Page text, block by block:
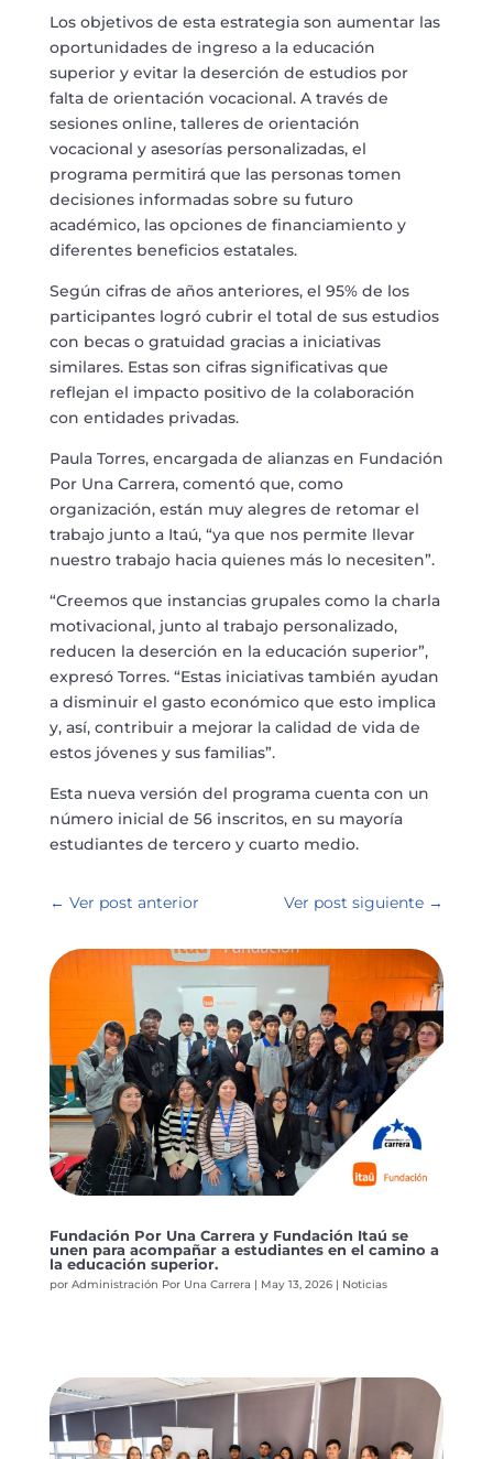
Los objetivos de esta estrategia son aumentar las
oportunidades de ingreso a la educación
superior y evitar la deserción de estudios por
falta de orientación vocacional. A través de
sesiones online, talleres de orientación
vocacional y asesorías personalizadas, el
programa permitirá que las personas tomen
decisiones informadas sobre su futuro
académico, las opciones de financiamiento y
diferentes beneficios estatales.
Según cifras de años anteriores, el 95% de los
participantes logró cubrir el total de sus estudios
con becas o gratuidad gracias a iniciativas
similares. Estas son cifras significativas que
reflejan el impacto positivo de la colaboración
con entidades privadas.
Paula Torres, encargada de alianzas en Fundación
Por Una Carrera, comentó que, como
organización, están muy alegres de retomar el
trabajo junto a Itaú, “ya que nos permite llevar
nuestro trabajo hacia quienes más lo necesiten”.
“Creemos que instancias grupales como la charla
motivacional, junto al trabajo personalizado,
reducen la deserción en la educación superior”,
expresó Torres. “Estas iniciativas también ayudan
a disminuir el gasto económico que esto implica
y, así, contribuir a mejorar la calidad de vida de
estos jóvenes y sus familias”.
Esta nueva versión del programa cuenta con un
número inicial de 56 inscritos, en su mayoría
estudiantes de tercero y cuarto medio.
← Ver post anterior Ver post siguiente →
Fundación Por Una Carrera y Fundación Itaú se
unen para acompañar a estudiantes en el camino a
la educación superior.
por Administración Por Una Carrera | May 13, 2026| Noticias